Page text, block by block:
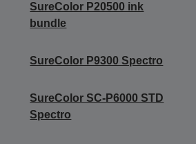
SureColor P20500 ink
bundle
SureColor P9300 Spectro
SureColor SC-P6000 STD
Spectro